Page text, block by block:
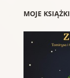
MOJE KSIĄŻKI